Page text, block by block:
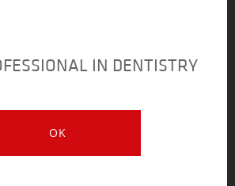
IN DENTISTRY
OK